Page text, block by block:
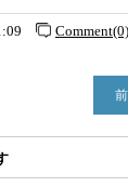
Comment(0)